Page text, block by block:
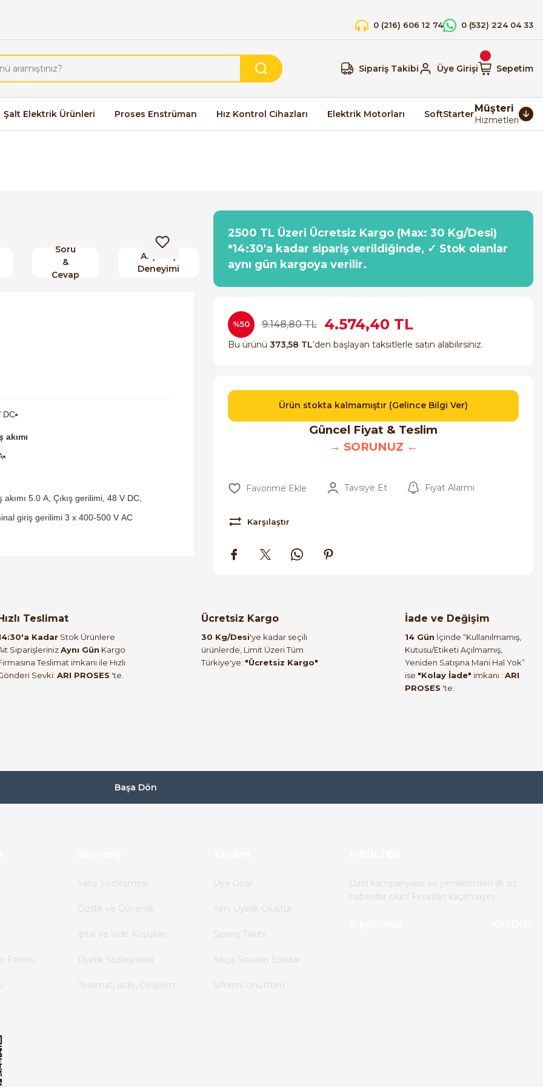
0 (216) 606 12 74 0 (532) 224 04 33
Sipariş Takibi Üye Girişi Sepetim
Şalt Elektrik Ürünleri Proses Enstrüman Hız Kontrol Cihazları Elektrik Motorları SoftStarterMüşteri
Hizmetleri
Soru
&
Cevap
Alışveriş
Deneyimi
DC
akımı
akımı 5.0 A, Çıkış gerilimi, 48 V DC,
giriş gerilimi 3 x 400-500 V AC
2500 TL Üzeri Ücretsiz Kargo (Max: 30 Kg/Desi)
*14:30'a kadar sipariş verildiğinde, ✓ Stok olanlar
aynı gün kargoya verilir.
%50 9.148,80 TL 4.574,40 TL
Bu ürünü 373,58 TL’den başlayan taksitlerle satın alabilirsiniz.
Ürün stokta kalmamıştır (Gelince Bilgi Ver)
Güncel Fiyat & Teslim
→ SORUNUZ ←
Tavsiye Et Fiyat Alarmı
Karşılaştır
Hızlı Teslimat
Kadar Stok Ürünlere
SiparişlerinizAynı Gün Kargo
Teslimat imkanı ile Hızlı
Sevki: ARI PROSES 'te.
Ücretsiz Kargo
30 Kg/Desi'ye kadar seçili
ürünlerde, Limit Üzeri Tüm
Türkiye'ye: "Ücretsiz Kargo"
İade ve Değişim
14 Gün İçinde “Kullanılmamış,
Kutusu/Etiketi Açılmamış,
Yeniden Satışına Mani Hal Yok”
ise "Kolay İade" imkanı : ARI
PROSES 'te.
Başa Dön
Formu
Satış Sözleşmesi
Gizlilik ve Güvenlik
İptal ve İade Koşulları
Üyelik Sözleşmesi
Teslimat, İade, Değişim
Üye Girişi
Yeni Üyelik Oluştur
Sipariş Takibi
Sıkça Sorulan Sorular
Şifremi Unuttum
Özel kampanyalar ve yeniliklerden ilk siz
haberdar olun! Fırsatları kaçırmayın.